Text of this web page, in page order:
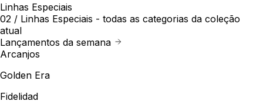
Linhas Especiais
02 / Linhas Especiais - todas as categorias da coleção
atual
Lançamentos da semana
Arcanjos
Golden Era
Fidelidad